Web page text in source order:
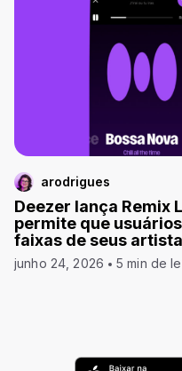
arodrigues
Deezer lança Remix
permite que
faixas de seus
junho 24, 2026 5 min de